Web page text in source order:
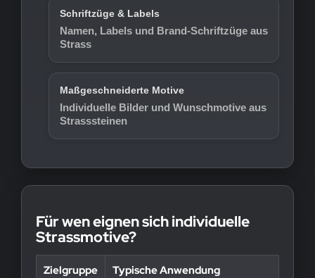
Schriftzüge & Labels
Namen, Labels und Brand-Schriftzüge aus
Strass
Maßgeschneiderte Motive
Individuelle Bilder und Wunschmotive aus
Strasssteinen
Für wen eignen sich individuelle
Strassmotive?
Zielgruppe Typische Anwendung